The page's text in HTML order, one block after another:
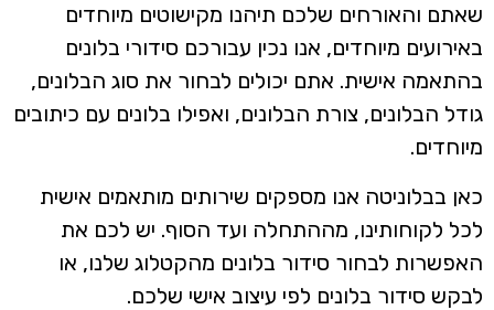
שאתם והאורחים שלכם תיהנו מקישוטים מיוחדים
באירועים מיוחדים, אנו נכין עבורכם סידורי בלונים
בהתאמה אישית. אתם יכולים לבחור את סוג הבלונים,
גודל הבלונים, צורת הבלונים, ואפילו בלונים עם כיתובים
מיוחדים.
כאן בבלוניטה אנו מספקים שירותים מותאמים אישית
לכל לקוחותינו, מההתחלה ועד הסוף. יש לכם את
האפשרות לבחור סידור בלונים מהקטלוג שלנו, או
לבקש סידור בלונים לפי עיצוב אישי שלכם.